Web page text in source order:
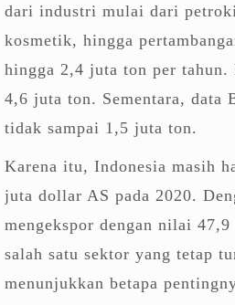
dari industri mulai dari
kosmetik, hingga
hingga 2,4 juta ton per tahun.
4,6 juta ton. Sementara, data
tidak sampai 1,5 juta ton.
Karena itu, Indonesia masih
juta dollar AS pada 2020.
mengekspor dengan nilai
salah satu sektor yang tetap
menunjukkan betapa